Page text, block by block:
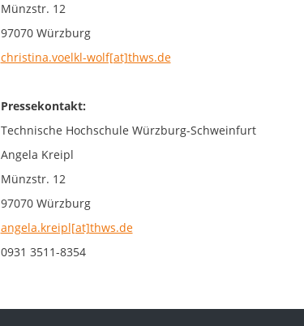
Münzstr. 12
97070 Würzburg
christina.voelkl-wolf[at]thws.de
Pressekontakt:
Technische Hochschule Würzburg-Schweinfurt
Angela Kreipl
Münzstr. 12
97070 Würzburg
angela.kreipl[at]thws.de
0931 3511-8354